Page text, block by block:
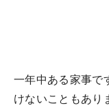
一年中ある家事で
けないこともあり